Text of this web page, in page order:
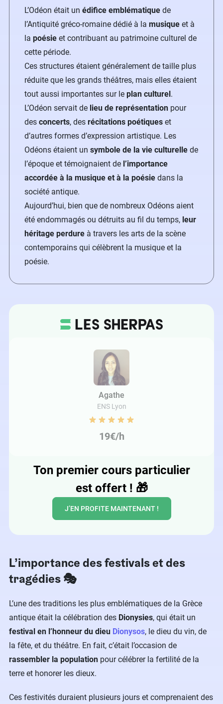
L’Odéon était un édifice emblématique de
l’Antiquité gréco-romaine dédié à la musique et à
la poésie et contribuant au patrimoine culturel de
cette période.
Ces structures étaient généralement de taille plus
réduite que les grands théâtres, mais elles étaient
tout aussi importantes sur le plan culturel.
L’Odéon servait de lieu de représentation pour
des concerts, des récitations poétiques et
d’autres formes d’expression artistique. Les
Odéons étaient un symbole de la vie culturelle de
l’époque et témoignaient de l’importance
accordée à la musique et à la poésie dans la
société antique.
Aujourd’hui, bien que de nombreux Odéons aient
été endommagés ou détruits au fil du temps, leur
héritage perdure à travers les arts de la scène
contemporains qui célèbrent la musique et la
poésie.
Agathe
ENS Lyon
19€/h
Ton premier cours particulier
est offert ! 🎁
J’EN PROFITE MAINTENANT !
L’importance des festivals et des
tragédies 🎭
L’une des traditions les plus emblématiques de la Grèce
antique était la célébration des Dionysies, qui était un
festival en l’honneur du dieu Dionysos, le dieu du vin, de
la fête, et du théâtre. En fait, c’était l’occasion de
rassembler la population pour célébrer la fertilité de la
terre et honorer les dieux.
Ces festivités duraient plusieurs jours et comprenaient des